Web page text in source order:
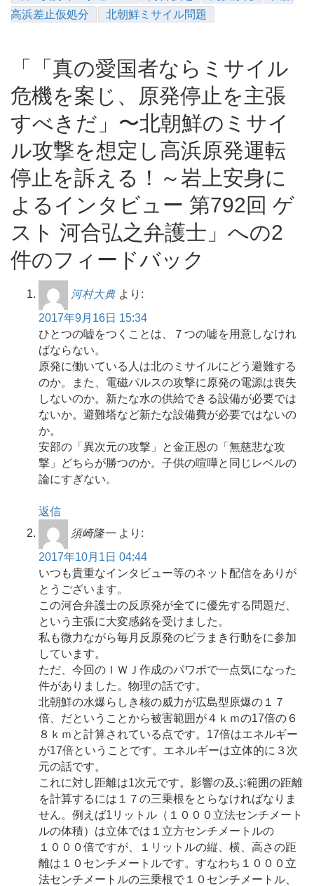
高浜差止仮処分
北朝鮮ミサイル問題
「「真の愛国者ならミサイル
危機を案じ、原発停止を主張
すべきだ」〜北朝鮮のミサイ
ル攻撃を想定し高浜原発運転
停止を訴える！～岩上安身に
よるインタビュー 第792回 ゲ
スト 河合弘之弁護士」への2
件のフィードバック
河村大典 より:
2017年9月16日 15:34
ひとつの嘘をつくことは、７つの嘘を用意しなけれ
ばならない。
原発に働いている人は北のミサイルにどう避難する
のか。また、電磁パルスの攻撃に原発の電源は喪失
しないのか。新たな水の供給できる設備が必要では
ないか。避難塔など新たな設備費が必要ではないの
か。
安部の「異次元の攻撃」と金正恩の「無慈悲な攻
撃」どちらが勝つのか。子供の喧嘩と同じレベルの
論にすぎない。
返信
須崎隆一 より:
2017年10月1日 04:44
いつも貴重なインタビュー等のネット配信をありが
とうございます。
この河合弁護士の反原発が全てに優先する問題だ、
という主張に大変感銘を受けました。
私も微力ながら毎月反原発のビラまき行動をに参加
しています。
ただ、今回のＩＷＪ作成のパワポで一点気になった
件がありました。物理の話です。
北朝鮮の水爆らしき核の威力が広島型原爆の１７
倍、だということから被害範囲が４ｋｍの17倍の６
８ｋｍと計算されている点です。17倍はエネルギー
が17倍ということです。エネルギーは立体的に３次
元の話です。
これに対し距離は1次元です。影響の及ぶ範囲の距離
を計算するには１７の三乗根をとらなければなりま
せん。例えば1リットル（１０００立法センチメート
ルの体積）は立体では１立方センチメートルの
１０００倍ですが、１リットルの縦、横、高さの距
離は１０センチメートルです。すなわち１０００立
法センチメートルの三乗根で１０センチメートル、